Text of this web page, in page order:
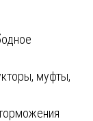
муфты,